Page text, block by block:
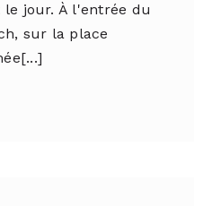
jour. À l'entrée du
sur la place